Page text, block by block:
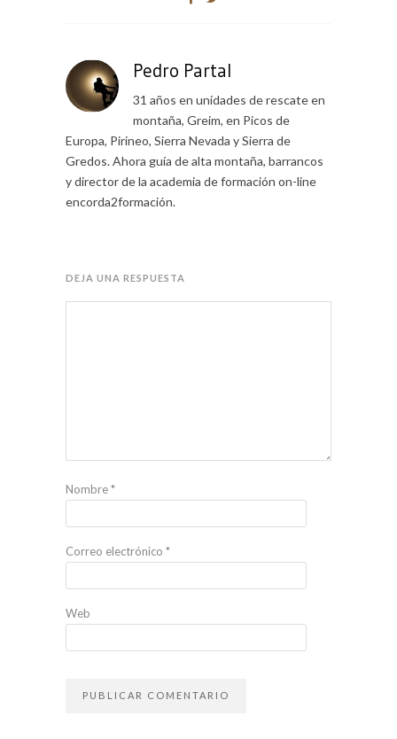
Pedro Partal
31 años en unidades de rescate en
montaña, Greim, en Picos de
Europa, Pirineo, Sierra Nevada y Sierra de
Gredos. Ahora guía de alta montaña, barrancos
y director de la academia de formación on-line
encorda2formación.
DEJA UNA RESPUESTA
Nombre*
Correo electrónico *
Web